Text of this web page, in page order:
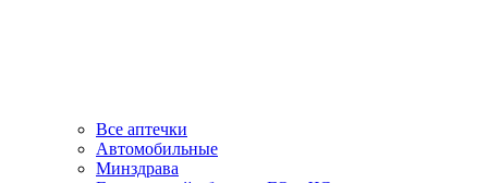
Все аптечки
Автомобильные
Минздрава